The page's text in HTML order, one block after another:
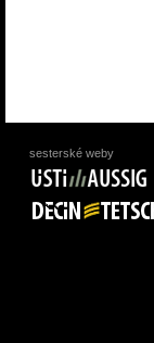
sesterské weby